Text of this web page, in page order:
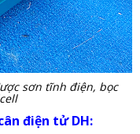
sơn tĩnh điện, bọc
điện tử DH: